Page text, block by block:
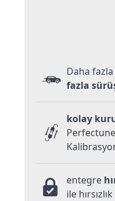
Daha fazla
fazla
kolay
entegre
ile